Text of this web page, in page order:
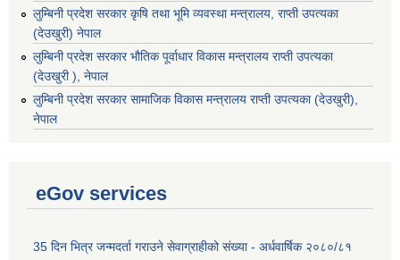
लुम्बिनी प्रदेश सरकार कृषि तथा भूमि व्यवस्था मन्त्रालय, राप्ती उपत्यका
(देउखुरी) नेपाल
लुम्बिनी प्रदेश सरकार भौतिक पूर्वाधार विकास मन्त्रालय राप्ती उपत्यका
(देउखुरी ), नेपाल
‌लुम्बिनी प्रदेश सरकार सामाजिक विकास मन्‍‍त्रालय राप्ती उपत्यका (देउखुरी),
नेपाल
eGov services
35 दिन भित्र जन्मदर्ता गराउने सेवाग्राहीको संख्या - अर्धवार्षिक २०८०/८१